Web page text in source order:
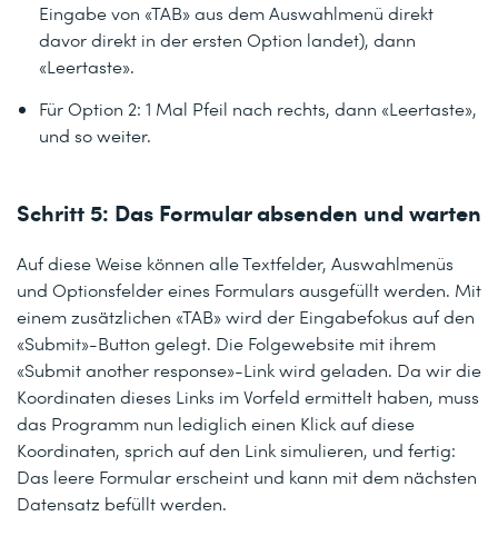
Eingabe von «TAB» aus dem Auswahlmenü direkt
davor direkt in der ersten Option landet), dann
«Leertaste».
Für Option 2: 1 Mal Pfeil nach rechts, dann «Leertaste»,
und so weiter.
Schritt 5: Das Formular absenden und warten
Auf diese Weise können alle Textfelder, Auswahlmenüs
und Optionsfelder eines Formulars ausgefüllt werden. Mit
einem zusätzlichen «TAB» wird der Eingabefokus auf den
«Submit»-Button gelegt. Die Folgewebsite mit ihrem
«Submit another response»-Link wird geladen. Da wir die
Koordinaten dieses Links im Vorfeld ermittelt haben, muss
das Programm nun lediglich einen Klick auf diese
Koordinaten, sprich auf den Link simulieren, und fertig:
Das leere Formular erscheint und kann mit dem nächsten
Datensatz befüllt werden.